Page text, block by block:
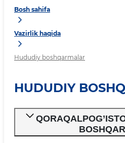
Bosh sahifa
Vazirlik haqida
Hududiy boshqarmalar
HUDUDIY